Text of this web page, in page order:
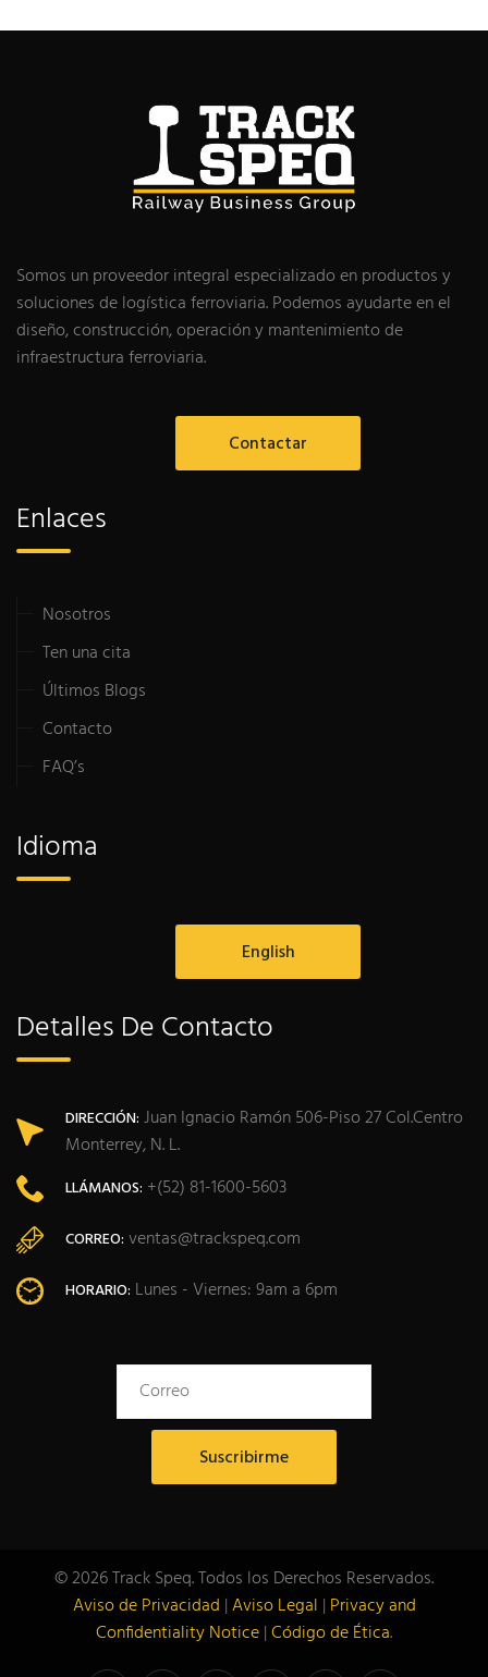
Somos un proveedor integral especializado en productos y
soluciones de logística ferroviaria. Podemos ayudarte en el
diseño, construcción, operación y mantenimiento de
infraestructura ferroviaria.
Contactar
Enlaces
Nosotros
Ten una cita
Últimos Blogs
Contacto
FAQ’s
Idioma
English
Detalles De Contacto
DIRECCIÓN: Juan Ignacio Ramón 506-Piso 27 Col.Centro
Monterrey, N. L.
LLÁMANOS: +(52) 81-1600-5603
CORREO: ventas@trackspeq.com
HORARIO: Lunes - Viernes: 9am a 6pm
© 2026 Track Speq. Todos los Derechos Reservados.
Aviso de Privacidad |Aviso Legal | Privacy and
Confidentiality Notice|Código de Ética.